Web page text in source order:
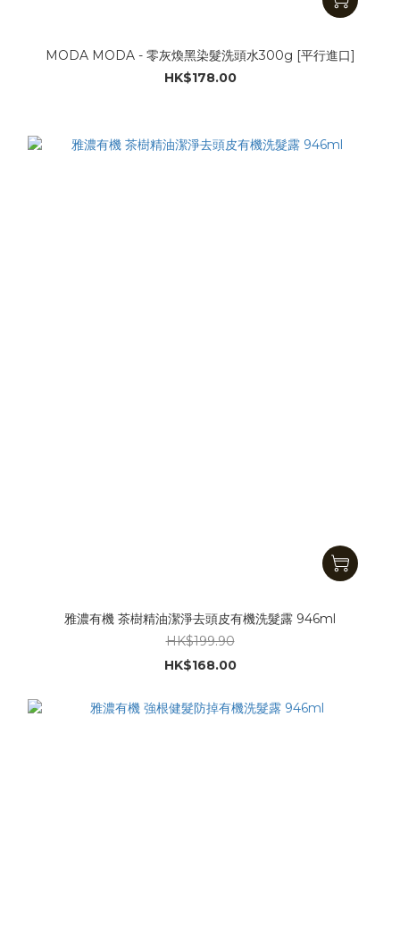
MODA MODA - 零灰煥黑染髮洗頭水300g [平行進口]
HK$178.00
雅濃有機 茶樹精油潔淨去頭皮有機洗髮露 946ml
HK$199.90
HK$168.00